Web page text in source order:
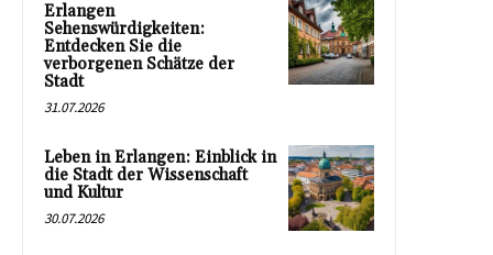
Erlangen
Sehenswürdigkeiten:
Entdecken Sie die
verborgenen Schätze der
Stadt
31.07.2026
Leben in Erlangen: Einblick in
die Stadt der Wissenschaft
und Kultur
30.07.2026